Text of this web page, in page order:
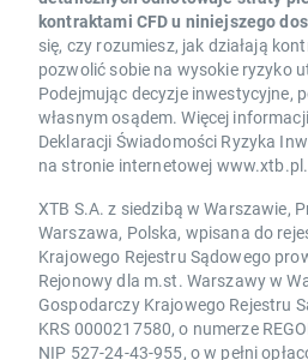
kontraktami CFD u niniejszego
się, czy rozumiesz, jak działają
pozwolić sobie na wysokie ryzyko
Podejmując decyzje inwestycyjne,
własnym osądem. Więcej
Deklaracji Świadomości Ryzyka
na stronie internetowej www.xtb.pl.
XTB S.A. z siedzibą w Warszawie,
Warszawa, Polska, wpisana do
Krajowego Rejestru Sądowego
Rejonowy dla m.st. Warszawy w
Gospodarczy Krajowego Rejestru
KRS 0000217580, o numerze
NIP 527-24-43-955, o w pełni